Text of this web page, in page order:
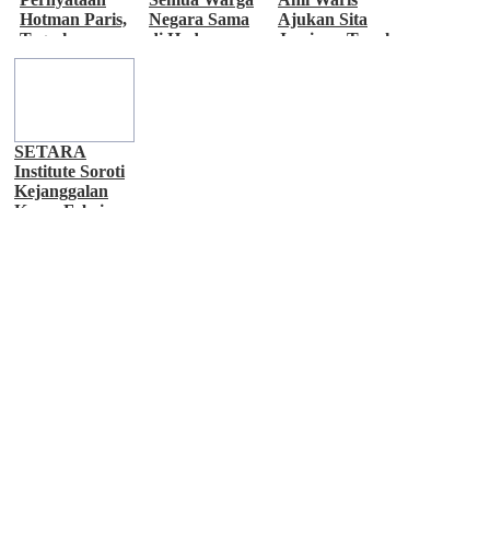
Hotman Paris,
Tegaskan
Menghormati
Negara Sama
di Hadapan
Ajukan Sita
Jaminan Tanah
SETARA
Institute Soroti
Kejanggalan
Kasus Febrie